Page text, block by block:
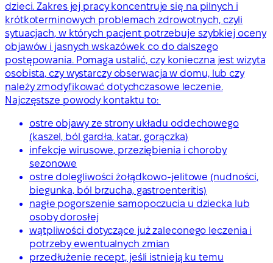
dzieci. Zakres jej pracy koncentruje się na pilnych i
krótkoterminowych problemach zdrowotnych, czyli
sytuacjach, w których pacjent potrzebuje szybkiej oceny
objawów i jasnych wskazówek co do dalszego
postępowania. Pomaga ustalić, czy konieczna jest wizyta
osobista, czy wystarczy obserwacja w domu, lub czy
należy zmodyfikować dotychczasowe leczenie.
Najczęstsze powody kontaktu to:
ostre objawy ze strony układu oddechowego
(kaszel, ból gardła, katar, gorączka)
infekcje wirusowe, przeziębienia i choroby
sezonowe
ostre dolegliwości żołądkowo-jelitowe (nudności,
biegunka, ból brzucha, gastroenteritis)
nagłe pogorszenie samopoczucia u dziecka lub
osoby dorosłej
wątpliwości dotyczące już zaleconego leczenia i
potrzeby ewentualnych zmian
przedłużenie recept, jeśli istnieją ku temu